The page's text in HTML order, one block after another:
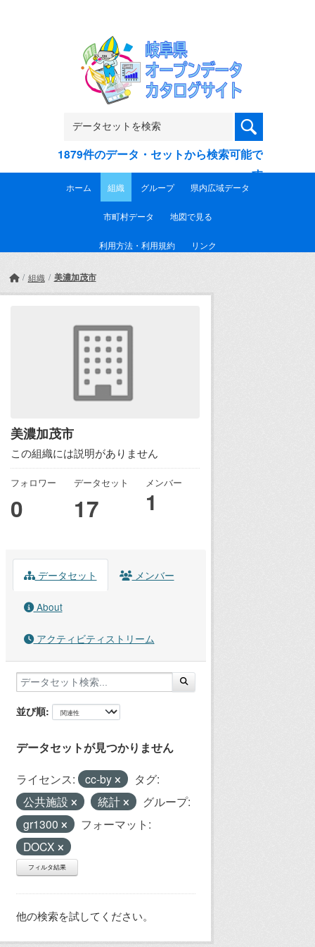
1879件のデータ・セットから検索可能で
す
ホーム 組織 グループ 県内広域データ
市町村データ 地図で見る
利用方法・利用規約 リンク
組織 美濃加茂市
美濃加茂市
この組織には説明がありません
フォロワー
0
データセット
17
メンバー
1
データセット メンバー
About
アクティビティストリーム
並び順
データセットが見つかりません
ライセンス: cc-by
タグ:
公共施設
統計
グループ:
gr1300
フォーマット:
DOCX
フィルタ結果
他の検索を試してください。